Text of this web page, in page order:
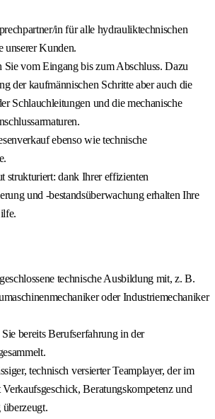
in für alle hydrauliktechnischen
unserer Kunden.
Sie vom Eingang bis zum Abschluss. Dazu
der kaufmännischen Schritte aber auch die
Schlauchleitungen und die mechanische
ebenso wie technische
strukturiert: dank Ihrer effizienten
und -bestandsüberwachung erhalten Ihre
technische Ausbildung mit, z. B.
oder Industriemechaniker
bereits Berufserfahrung in der
technisch versierter Teamplayer, der im
Beratungskompetenz und